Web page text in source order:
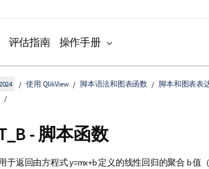
评估指南 操作手册
使用 QlikView 脚本语法和图表函数 脚本和图表表
- 脚本函数
于返回由方程式y=mx+b定义的线性回归的聚合 b 值